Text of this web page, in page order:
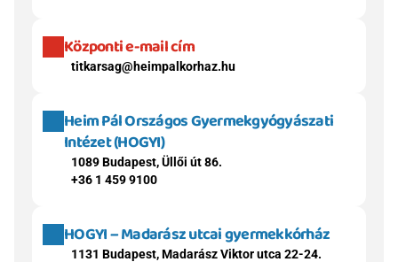
Központi e-mail cím
titkarsag@heimpalkorhaz.hu
Heim Pál Országos Gyermekgyógyászati
Intézet (HOGYI)
1089 Budapest, Üllői út 86.
+36 1 459 9100
HOGYI – Madarász utcai gyermekkórház
1131 Budapest, Madarász Viktor utca 22-24.